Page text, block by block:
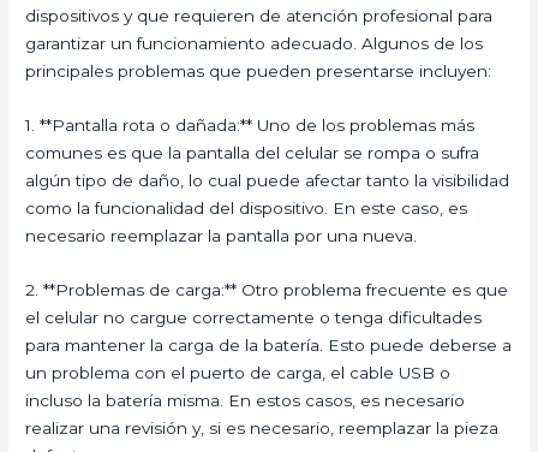
dispositivos y que requieren de atención profesional para
garantizar un funcionamiento adecuado. Algunos de los
principales problemas que pueden presentarse incluyen:
1. **Pantalla rota o dañada:** Uno de los problemas más
comunes es que la pantalla del celular se rompa o sufra
algún tipo de daño, lo cual puede afectar tanto la visibilidad
como la funcionalidad del dispositivo. En este caso, es
necesario reemplazar la pantalla por una nueva.
2. **Problemas de carga:** Otro problema frecuente es que
el celular no cargue correctamente o tenga dificultades
para mantener la carga de la batería. Esto puede deberse a
un problema con el puerto de carga, el cable USB o
incluso la batería misma. En estos casos, es necesario
realizar una revisión y, si es necesario, reemplazar la pieza